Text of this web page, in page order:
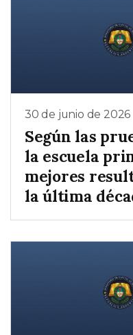
30 de junio de 2026
Según las
la escuela
mejores
la última